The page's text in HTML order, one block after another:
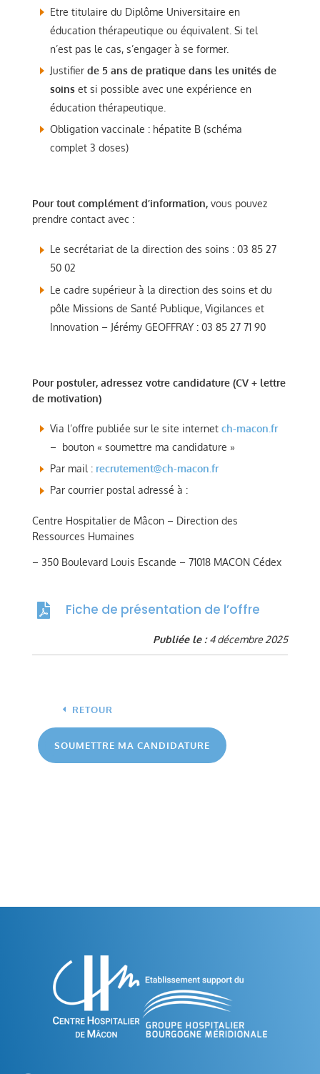
Etre titulaire du Diplôme Universitaire en
éducation thérapeutique ou équivalent. Si tel
n’est pas le cas, s’engager à se former.
Justifier de 5 ans de pratique dans les unités de
soinset si possible avec une expérience en
éducation thérapeutique.
Obligation vaccinale : hépatite B (schéma
complet 3 doses)
Pour tout complément d’information, vous pouvez
prendre contact avec :
Le secrétariat de la direction des soins : 03 85 27
50 02
Le cadre supérieur à la direction des soins et du
pôle Missions de Santé Publique, Vigilances et
Innovation – Jérémy GEOFFRAY : 03 85 27 71 90
Pour postuler, adressez votre candidature (CV + lettre
de motivation)
Via l’offre publiée sur le site internet ch-macon.fr
– bouton « soumettre ma candidature »
Par mail : recrutement@ch-macon.fr
Par courrier postal adressé à :
Centre Hospitalier de Mâcon – Direction des
Ressources Humaines
– 350 Boulevard Louis Escande – 71018 MACON Cédex
 Fiche de présentation de l’offre
Publiée le :4 décembre 2025
RETOUR
SOUMETTRE MA CANDIDATURE